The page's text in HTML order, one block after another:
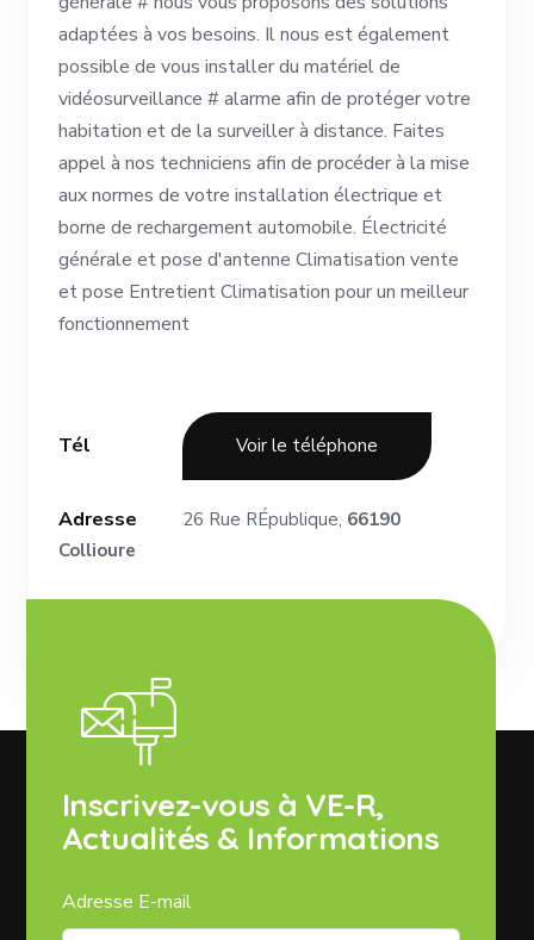
adaptées à vos besoins. Il nous est également
possible de vous installer du matériel de
vidéosurveillance # alarme afin de protéger votre
habitation et de la surveiller à distance. Faites
appel à nos techniciens afin de procéder à la mise
aux normes de votre installation électrique et
borne de rechargement automobile. Électricité
générale et pose d'antenne Climatisation vente
et pose Entretient Climatisation pour un meilleur
fonctionnement
Tél Voir le téléphone
Adresse 26 Rue RÉpublique, 66190
Collioure
Inscrivez-vous à VE-R,
Actualités & Informations
Adresse E-mail